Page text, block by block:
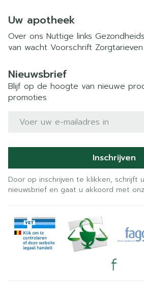
Uw apotheek
Over ons Nuttige links
van wacht Voorschrift Zorgtarieven
Nieuwsbrief
Blijf op de hoogte van nieuwe
promoties
E-mail adres
Inschrijven
Door op inschrijven te klikken, schrijft
nieuwsbrief en gaat u akkoord met